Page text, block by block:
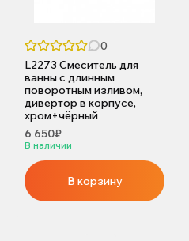
0
L2273 Смеситель для
ванны с длинным
поворотным изливом,
дивертор в корпусе,
хром+чёрный
6 650₽
В наличии
В корзину